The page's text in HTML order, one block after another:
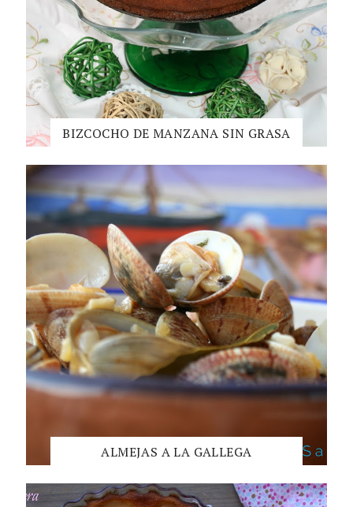
BIZCOCHO DE MANZANA SIN GRASA
ALMEJAS A LA GALLEGA